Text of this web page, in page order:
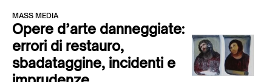
MASS MEDIA
Opere d’arte danneggiate:
errori di restauro,
sbadataggine, incidenti e